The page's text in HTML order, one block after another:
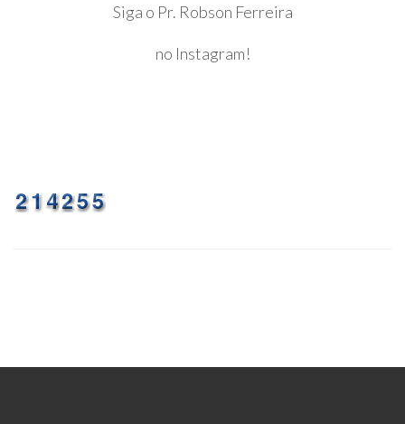
Siga o Pr. Robson Ferreira
no Instagram!